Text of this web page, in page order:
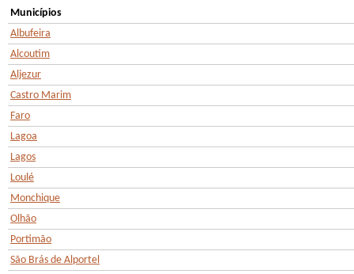
Municípios
Albufeira
Alcoutim
Aljezur
Castro Marim
Faro
Lagoa
Lagos
Loulé
Monchique
Olhão
Portimão
São Brás de Alportel